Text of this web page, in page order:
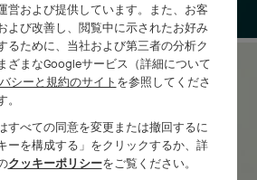
フローラ
クションはこちら
営および提供しています。また、お客
よび改善し、閲覧中に示されたお好み
るために、当社および第三者の分析ク
ざまなGoogleサービス（詳細について
シーと規約のサイト を参照してくださ
すべての同意を変更または撤回するに
ーを構成する」をクリックするか、詳
クッキーポリシーをご覧ください。